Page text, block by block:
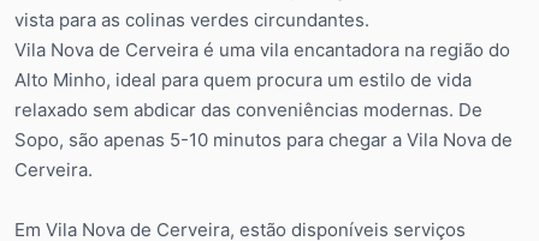
vista para as colinas verdes circundantes.
Vila Nova de Cerveira é uma vila encantadora na região do
Alto Minho, ideal para quem procura um estilo de vida
relaxado sem abdicar das conveniências modernas. De
Sopo, são apenas 5-10 minutos para chegar a Vila Nova de
Cerveira.
Em Vila Nova de Cerveira, estão disponíveis serviços